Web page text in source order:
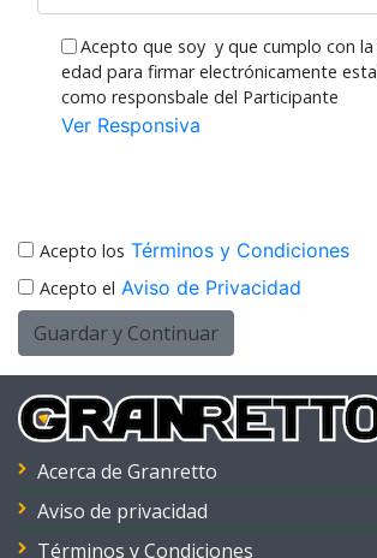
Acepto que soy y que cumplo con
edad para firmar electrónicamente
como responsbale del Participante
Ver Responsiva
Acepto los Términos y Condiciones
Acepto el Aviso de Privacidad
Guardar y Continuar
Acerca de Granretto
Aviso de privacidad
Términos y Condiciones